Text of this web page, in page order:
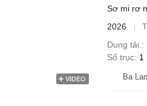
VIDEO
Sơ mi rơ
2026
Dung tải.
Số trục 1
Ba